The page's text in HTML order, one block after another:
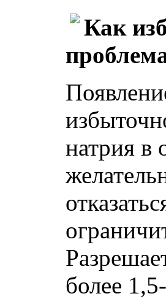
Как
натрия в
более